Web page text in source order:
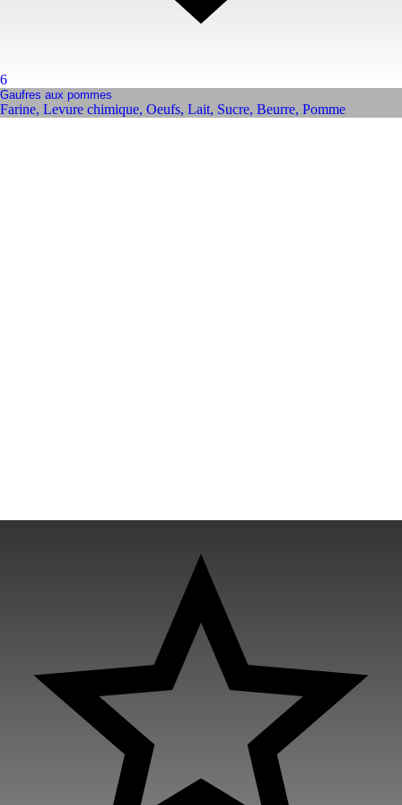
6
Gaufres aux pommes
Farine, Levure chimique, Oeufs, Lait, Sucre, Beurre, Pomme